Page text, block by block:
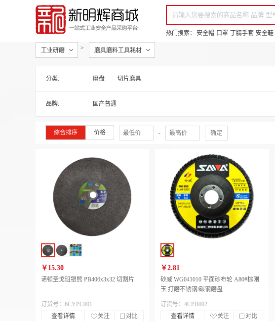
你好，欢迎来到新明辉！ 请登录
免费注册
专属服务 超低折扣价
热门搜索： 安全帽 口罩 丁腈手套 安全鞋
全部商品分类 场景采购 品牌中心
工业研磨 > 磨具磨料工具耗材
分类: 磨盘 切片磨具
品牌: 国产普通
综合排序 价格 - 确定
￥15.30
诺顿圣戈班银熊 PB406x3x32 切割片
订货号：6CYPC001
查看详情
关注 对比
￥2.81
砂威 WG041010 平面砂布轮 A80#棕刚
玉 打磨不锈钢/碳钢磨盘
订货号：4CPB002
查看详情
关注 对比